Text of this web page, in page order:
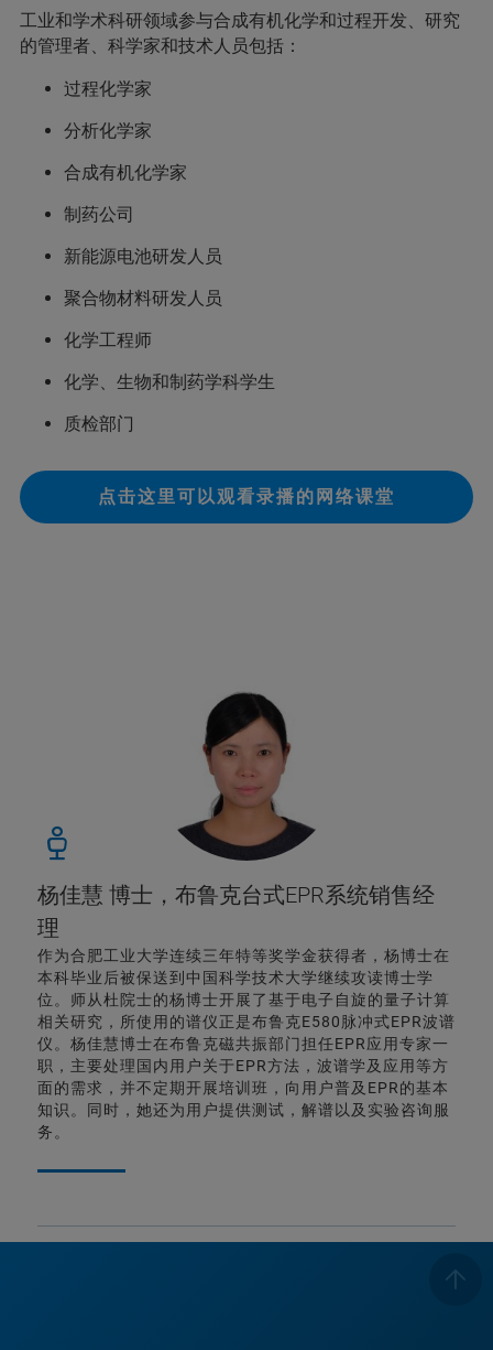
工业和学术科研领域参与合成有机化学和过程开发、研究
的管理者、科学家和技术人员包括：
过程化学家
分析化学家
合成有机化学家
制药公司
新能源电池研发人员
聚合物材料研发人员
化学工程师
化学、生物和制药学科学生
质检部门
点击这里可以观看录播的网络课堂
杨佳慧 博士，布鲁克台式EPR系统销售经
理
作为合肥工业大学连续三年特等奖学金获得者，杨博士在
本科毕业后被保送到中国科学技术大学继续攻读博士学
位。师从杜院士的杨博士开展了基于电子自旋的量子计算
相关研究，所使用的谱仪正是布鲁克E580脉冲式EPR波谱
仪。杨佳慧博士在布鲁克磁共振部门担任EPR应用专家一
职，主要处理国内用户关于EPR方法，波谱学及应用等方
面的需求，并不定期开展培训班，向用户普及EPR的基本
知识。同时，她还为用户提供测试，解谱以及实验咨询服
务。